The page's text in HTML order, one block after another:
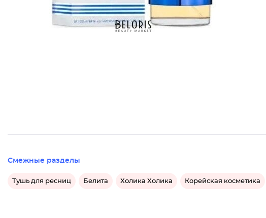
Смежные разделы
Тушь для ресниц Белита Холика Холика Корейская косметика